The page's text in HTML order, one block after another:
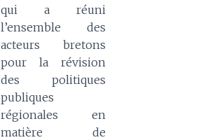
qui a réuni
l’ensemble des
acteurs bretons
pour la révision
des politiques
publiques
régionales en
matière de